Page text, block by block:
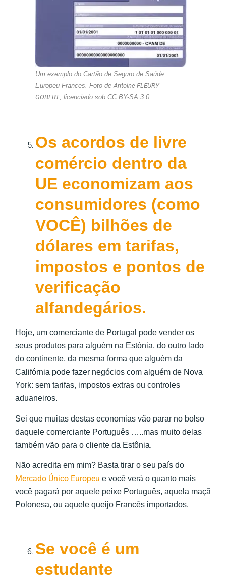
Um exemplo do Cartão de Seguro de Saúde
Europeu Frances. Foto de Antoine FLEURY-
GOBERT , licenciado sob CC BY-SA 3.0
Os acordos de livre
comércio dentro da
UE economizam aos
consumidores (como
VOCÊ) bilhões de
dólares em tarifas,
impostos e pontos de
verificação
alfandegários.
Hoje, um comerciante de Portugal pode vender os
seus produtos para alguém na Estónia, do outro lado
do continente, da mesma forma que alguém da
Califórnia pode fazer negócios com alguém de Nova
York: sem tarifas, impostos extras ou controles
aduaneiros.
Sei que muitas destas economias vão parar no bolso
daquele comerciante Português …..mas muito delas
também vão para o cliente da Estônia.
Não acredita em mim? Basta tirar o seu país do
Mercado Único Europeu e você verá o quanto mais
você pagará por aquele peixe Português, aquela maçã
Polonesa, ou aquele queijo Francês importados.
Se você é um
estudante